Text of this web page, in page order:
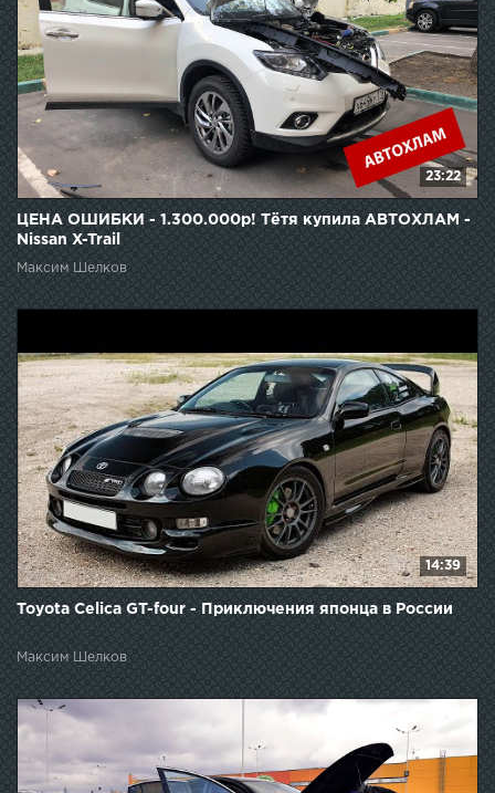
23:22
ЦЕНА ОШИБКИ - 1.300.000р! Тётя купила АВТОХЛАМ -
Nissan X-Trail
Максим Шелков
14:39
Toyota Celica GT-four - Приключения японца в России
Максим Шелков